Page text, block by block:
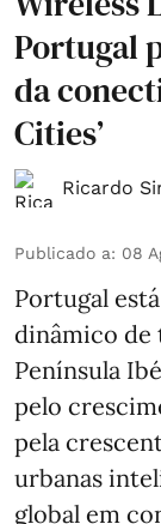
Portugal
da
Cities’
Ricardo
Publicado a: 08
Portugal
dinâmico de
Península
pelo
pela
urbanas
global em